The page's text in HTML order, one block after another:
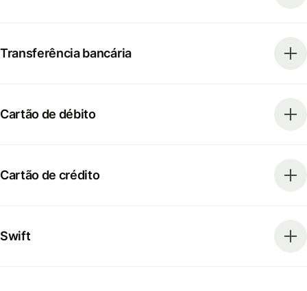
Transferência bancária
Cartão de débito
Cartão de crédito
Swift